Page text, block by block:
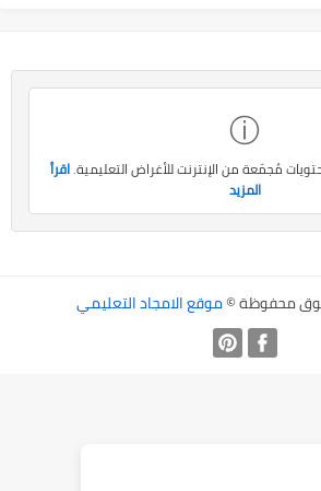
ⓘ
مُجمّعة من الإنترنت للأغراض التعليمية.اقرأ
المزيد
محفوظة ©موقع الامجاد التعليمي